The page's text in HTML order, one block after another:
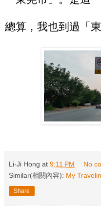
總算，我也到過「
Li-Ji Hong at 9:11 PM
No
Similar(相關內容): My
Share